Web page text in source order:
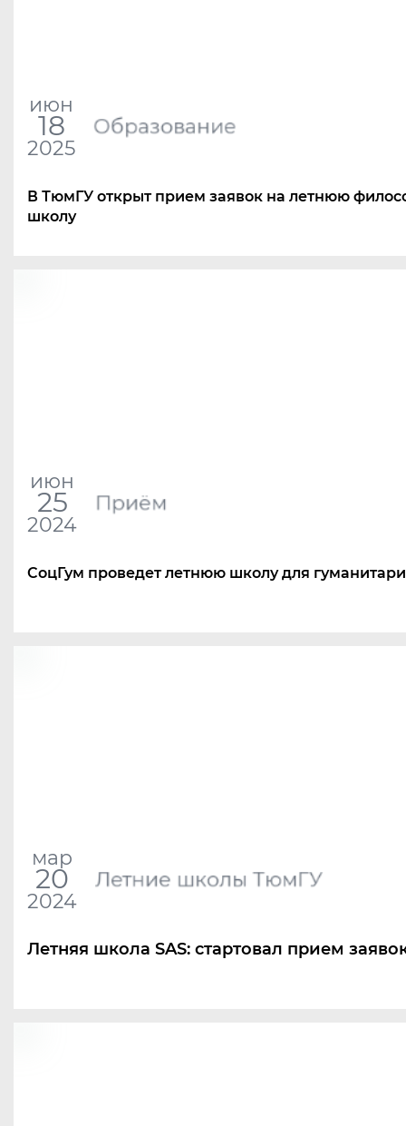
июн
18
2025
Образование
В ТюмГУ открыт прием заявок на летнюю
школу
июн
25
2024
Приём
СоцГум проведет летнюю школу для
мар
20
2024
Летние школы ТюмГУ
Летняя школа SAS: стартовал прием